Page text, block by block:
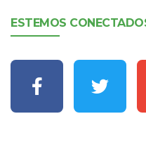
ESTEMOS